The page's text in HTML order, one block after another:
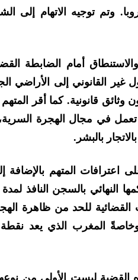
وتم توجيه الاتهام إلى
أمام الضابطة
قانونية. كما أقر
في مجال الهجرة
بالبشر.
اعترافات المتهم بالإضافة
النهائي بالسجن النافذ
للحد من ظاهرة
المغرب الذي يعد
القضية ليست الأولى من